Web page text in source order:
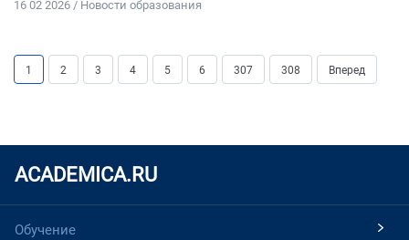
16 02 2026 / Новости образования
1 2 3 4 5 6 307 308 Вперед
ACADEMICA.RU
Обучение